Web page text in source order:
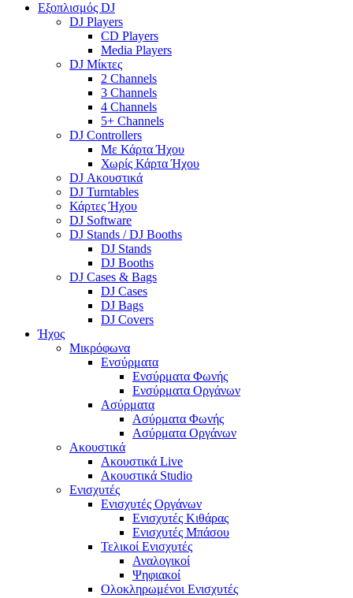
Εξοπλισμός DJ
DJ Players
CD Players
Media Players
DJ Μίκτες
2 Channels
3 Channels
4 Channels
5+ Channels
DJ Controllers
Με Κάρτα Ήχου
Χωρίς Κάρτα Ήχου
DJ Ακουστικά
DJ Turntables
Κάρτες Ήχου
DJ Software
DJ Stands / DJ Booths
DJ Stands
DJ Booths
DJ Cases & Bags
DJ Cases
DJ Bags
DJ Covers
Ήχος
Μικρόφωνα
Ενσύρματα
Ενσύρματα Φωνής
Ενσύρματα Οργάνων
Ασύρματα
Ασύρματα Φωνής
Ασύρματα Οργάνων
Ακουστικά
Ακουστικά Live
Ακουστικά Studio
Ενισχυτές
Ενισχυτές Οργάνων
Ενισχυτές Κιθάρας
Ενισχυτές Μπάσου
Τελικοί Ενισχυτές
Αναλογικοί
Ψηφιακοί
Ολοκληρωμένοι Ενισχυτές